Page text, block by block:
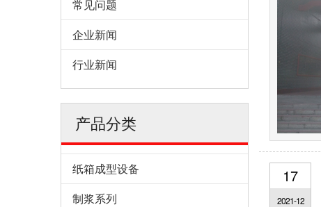
常见问题
企业新闻
行业新闻
产品分类
纸箱成型设备
制浆系列
17
2021-12